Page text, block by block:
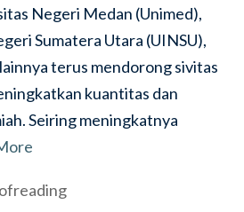
Negeri Medan (Unimed),
Sumatera Utara (UINSU),
terus mendorong sivitas
kuantitas dan
Seiring meningkatnya